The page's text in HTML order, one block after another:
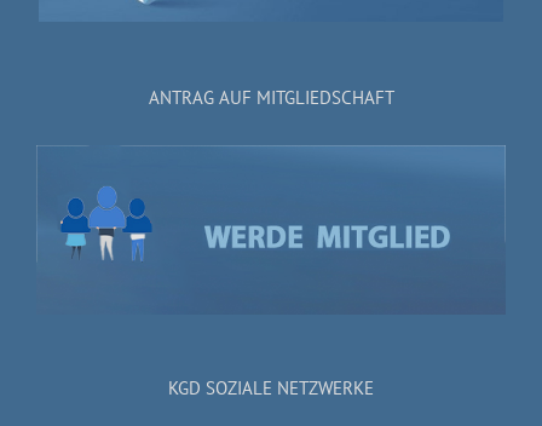
ANTRAG AUF MITGLIEDSCHAFT
KGD SOZIALE NETZWERKE